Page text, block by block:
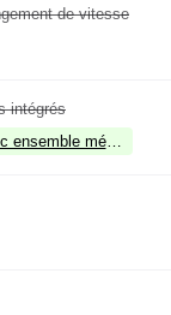
de vitesse
intégrés
mémoire